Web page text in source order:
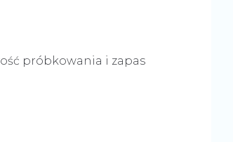
próbkowania i zapas